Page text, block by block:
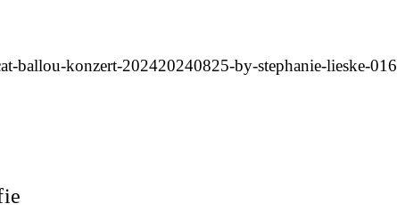
ballou-konzert-202420240825-by-stephanie-lieske-016